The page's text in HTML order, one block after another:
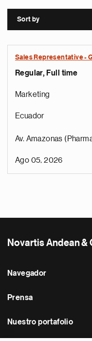
Sort by
Sales Representative -
Regular, Full time
Marketing
Ecuador
Av. Amazonas
Ago 05, 2026
Novartis Andean &
Navegador
Prensa
Nuestro portafolio